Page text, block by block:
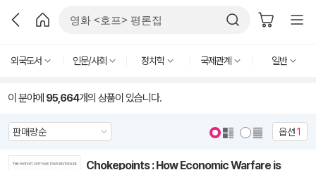
외국도서 인문/사회 정치학 국제관계 일반
이 분야에 95,664개의 상품이 있습니다.
옵션1
Chokepoints : How Economic Warfare is